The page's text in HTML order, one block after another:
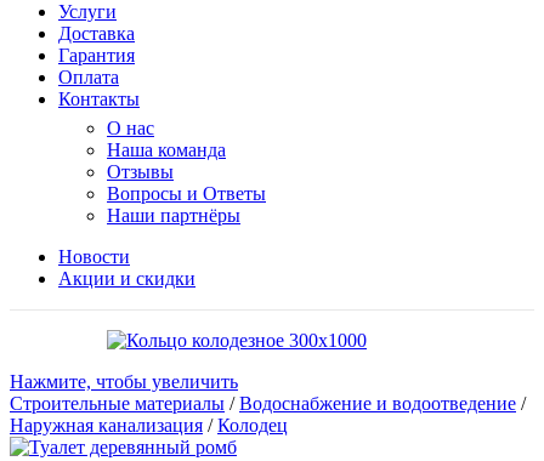
Услуги
Доставка
Гарантия
Оплата
Контакты
О нас
Наша команда
Отзывы
Вопросы и Ответы
Наши партнёры
Новости
Акции и скидки
Нажмите, чтобы увеличить
Строительные материалы /Водоснабжение и водоотведение /
Наружная канализация /Колодец